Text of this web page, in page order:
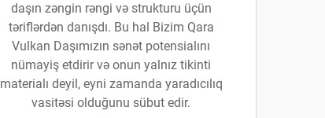
daşın zəngin rəngi və strukturu üçün
təriflərdən danışdı. Bu hal Bizim Qara
Vulkan Daşımızın sənət potensialını
nümayiş etdirir və onun yalnız tikinti
materialı deyil, eyni zamanda yaradıcılıq
vasitəsi olduğunu sübut edir.